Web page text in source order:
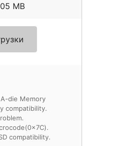
MB
die Memory
compatibility.
compatibility.